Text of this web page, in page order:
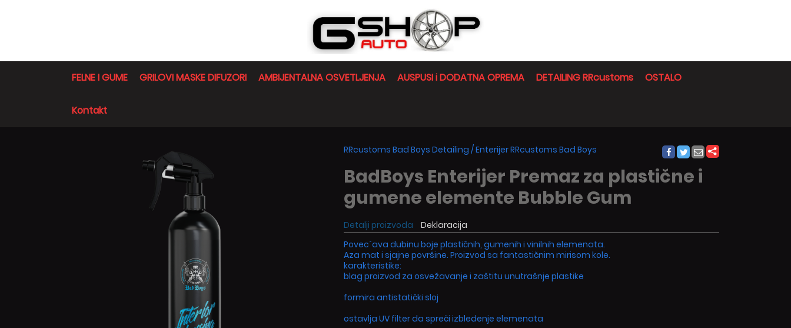
FELNE I GUME GRILOVI MASKE DIFUZORI AMBIJENTALNA OSVETLJENJA AUSPUSI i DODATNA OPREMA DETAILING RRcustoms OSTALO
Kontakt
RRcustoms Bad Boys Detailing /Enterijer RRcustoms Bad Boys
BadBoys Enterijer Premaz za plastične i
gumene elemente Bubble Gum
Detalji proizvoda
Deklaracija
Povec´ava dubinu boje plastičnih, gumenih i vinilnih elemenata.
Aza mat i sjajne površine. Proizvod sa fantastičnim mirisom kole.
karakteristike:
blag proizvod za osvežavanje i zaštitu unutrašnje plastike
formira antistatički sloj
ostavlja UV filter da spreči izbledenje elemenata